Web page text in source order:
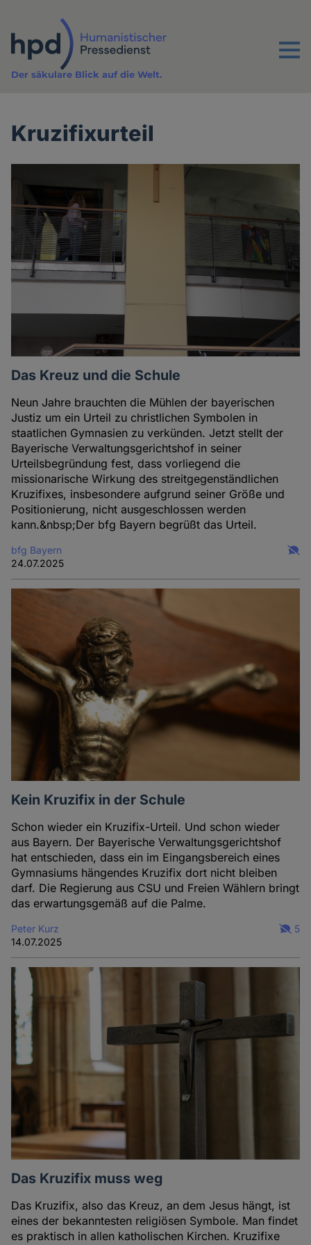
Inhalt
Menu
Der säkulare Blick auf die Welt.
Kruzifixurteil
Das Kreuz und die Schule
Neun Jahre brauchten die Mühlen der bayerischen
Justiz um ein Urteil zu christlichen Symbolen in
staatlichen Gymnasien zu verkünden. Jetzt stellt der
Bayerische Verwaltungsgerichtshof in seiner
Urteilsbegründung fest, dass vorliegend die
missionarische Wirkung des streitgegenständlichen
Kruzifixes, insbesondere aufgrund seiner Größe und
Positionierung, nicht ausgeschlossen werden
kann.&nbsp;Der bfg Bayern begrüßt das Urteil.
bfg Bayern
24.07.2025
Kein Kruzifix in der Schule
Schon wieder ein Kruzifix-Urteil. Und schon wieder
aus Bayern. Der Bayerische Verwaltungsgerichtshof
hat entschieden, dass ein im Eingangsbereich eines
Gymnasiums hängendes Kruzifix dort nicht bleiben
darf. Die Regierung aus CSU und Freien Wählern bringt
das erwartungsgemäß auf die Palme.
Peter Kurz
14.07.2025
5
Das Kruzifix muss weg
Das Kruzifix, also das Kreuz, an dem Jesus hängt, ist
eines der bekanntesten religiösen Symbole. Man findet
es praktisch in allen katholischen Kirchen. Kruzifixe